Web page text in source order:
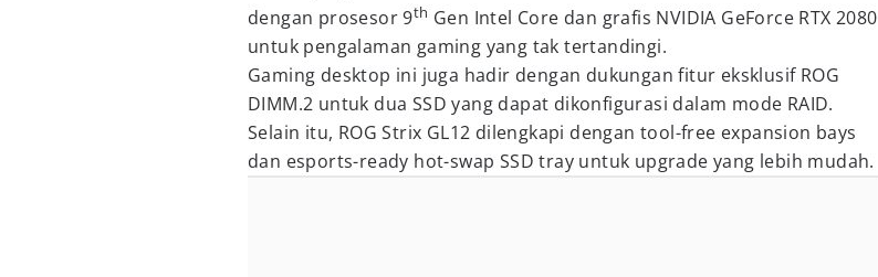
dengan prosesor 9th Gen Intel Core dan grafis NVIDIA GeForce RTX 2080
untuk pengalaman gaming yang tak tertandingi.
Gaming desktop ini juga hadir dengan dukungan fitur eksklusif ROG
DIMM.2 untuk dua SSD yang dapat dikonfigurasi dalam mode RAID.
Selain itu, ROG Strix GL12 dilengkapi dengan tool-free expansion bays
dan esports-ready hot-swap SSD tray untuk upgrade yang lebih mudah.